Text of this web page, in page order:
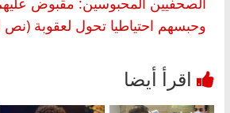
وحبسهم احتياطيا تحول لعقوبة